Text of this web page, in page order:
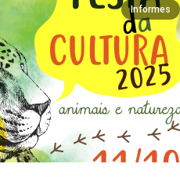
Informes